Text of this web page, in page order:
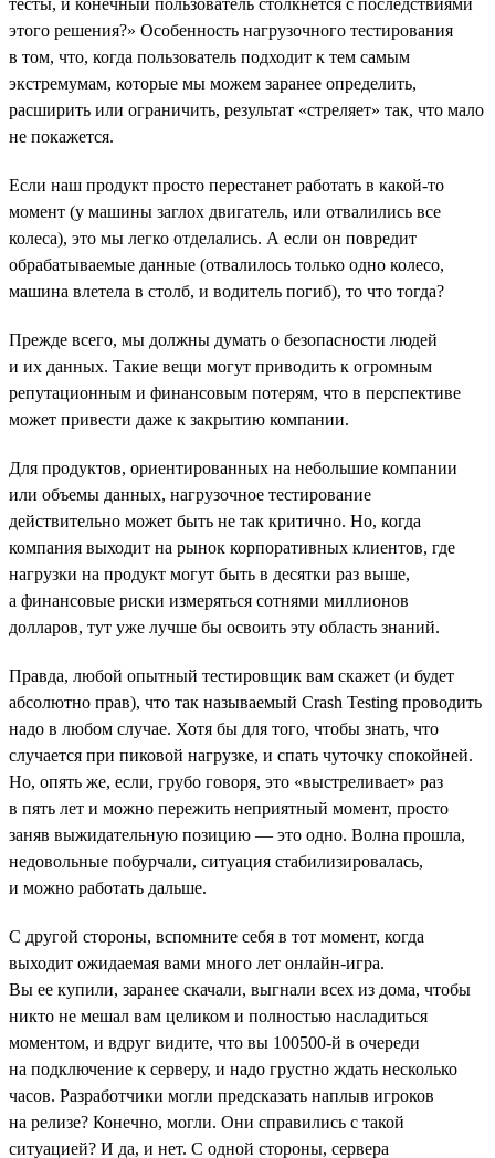
этого решения?» Особенность нагрузочного тестирования
в том, что, когда пользователь подходит к тем самым
экстремумам, которые мы можем заранее определить,
расширить или ограничить, результат «стреляет» так, что мало
не покажется.
Если наш продукт просто перестанет работать в какой-то
момент (у машины заглох двигатель, или отвалились все
колеса), это мы легко отделались. А если он повредит
обрабатываемые данные (отвалилось только одно колесо,
машина влетела в столб, и водитель погиб), то что тогда?
Прежде всего, мы должны думать о безопасности людей
и их данных. Такие вещи могут приводить к огромным
репутационным и финансовым потерям, что в перспективе
может привести даже к закрытию компании.
Для продуктов, ориентированных на небольшие компании
или объемы данных, нагрузочное тестирование
действительно может быть не так критично. Но, когда
компания выходит на рынок корпоративных клиентов, где
нагрузки на продукт могут быть в десятки раз выше,
а финансовые риски измеряться сотнями миллионов
долларов, тут уже лучше бы освоить эту область знаний.
Правда, любой опытный тестировщик вам скажет (и будет
абсолютно прав), что так называемый Crash Testing проводить
надо в любом случае. Хотя бы для того, чтобы знать, что
случается при пиковой нагрузке, и спать чуточку спокойней.
Но, опять же, если, грубо говоря, это «выстреливает» раз
в пять лет и можно пережить неприятный момент, просто
заняв выжидательную позицию — это одно. Волна прошла,
недовольные побурчали, ситуация стабилизировалась,
и можно работать дальше.
С другой стороны, вспомните себя в тот момент, когда
выходит ожидаемая вами много лет онлайн-игра.
Вы ее купили, заранее скачали, выгнали всех из дома, чтобы
никто не мешал вам целиком и полностью насладиться
моментом, и вдруг видите, что вы 100500-й в очереди
на подключение к серверу, и надо грустно ждать несколько
часов. Разработчики могли предсказать наплыв игроков
на релизе? Конечно, могли. Они справились с такой
ситуацией? И да, и нет. С одной стороны, сервера